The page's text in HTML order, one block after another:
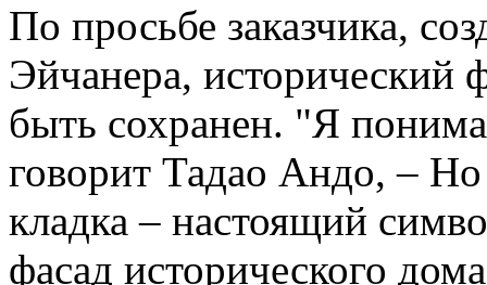
По просьбе заказчика,
Эйчанера, исторический
быть сохранен. "Я
говорит Тадао Андо, –
кладка – настоящий
фасад исторического